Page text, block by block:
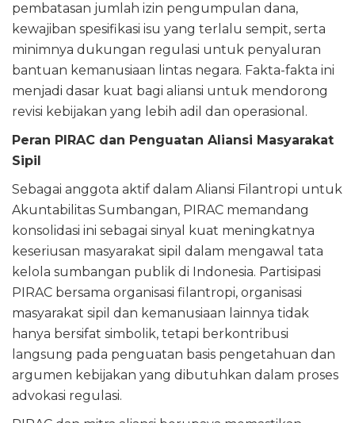
pembatasan jumlah izin pengumpulan dana,
kewajiban spesifikasi isu yang terlalu sempit, serta
minimnya dukungan regulasi untuk penyaluran
bantuan kemanusiaan lintas negara. Fakta-fakta ini
menjadi dasar kuat bagi aliansi untuk mendorong
revisi kebijakan yang lebih adil dan operasional.
Peran PIRAC dan Penguatan Aliansi Masyarakat
Sipil
Sebagai anggota aktif dalam Aliansi Filantropi untuk
Akuntabilitas Sumbangan, PIRAC memandang
konsolidasi ini sebagai sinyal kuat meningkatnya
keseriusan masyarakat sipil dalam mengawal tata
kelola sumbangan publik di Indonesia. Partisipasi
PIRAC bersama organisasi filantropi, organisasi
masyarakat sipil dan kemanusiaan lainnya tidak
hanya bersifat simbolik, tetapi berkontribusi
langsung pada penguatan basis pengetahuan dan
argumen kebijakan yang dibutuhkan dalam proses
advokasi regulasi.